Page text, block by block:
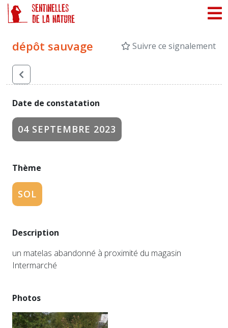
dépôt sauvage Suivre ce signalement
Date de constatation
04 SEPTEMBRE 2023
Thème
SOL
Description
un matelas abandonné à proximité du magasin
Intermarché
Photos
Panneau de gestion des cookies